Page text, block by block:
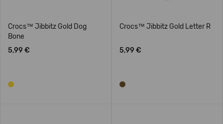
Crocs™ Jibbitz Gold Dog
Bone
5,99 €
Crocs™ Jibbitz Gold Letter R
5,99 €